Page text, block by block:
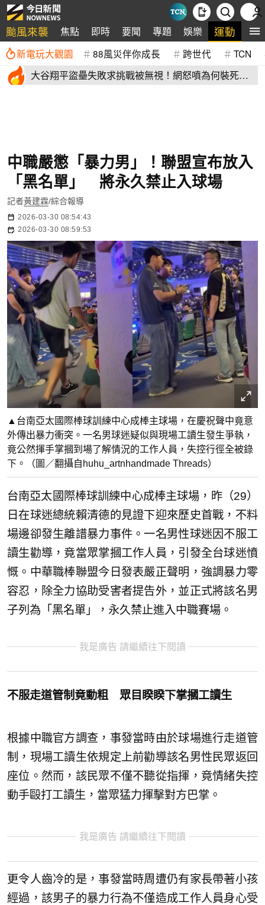
颱風來襲 焦點 即時 要聞 專題 娛樂 運動 全
新電玩大觀園 88風災伴你成長 跨世代 TCN
大谷翔平盜壘失敗求挑戰被無視！網怒噴為何裝死？
中職嚴懲「暴力男」！聯盟宣布放入
「黑名單」 將永久禁止入球場
記者黃建霖/綜合報導
2026-03-30 08:54:43
2026-03-30 08:59:53
▲台南亞太國際棒球訓練中心成棒主球場，在慶祝聲中竟意
外傳出暴力衝突。一名男球迷疑似與現場工讀生發生爭執，
竟公然揮手掌摑到場了解情況的工作人員，失控行徑全被錄
下。（圖／翻攝自huhu_artnhandmade Threads）
台南亞太國際棒球訓練中心成棒主球場，昨（29）
日在球迷總統賴清德的見證下迎來歷史首戰，不料
場邊卻發生離譜暴力事件。一名男性球迷因不服工
讀生勸導，竟當眾掌摑工作人員，引發全台球迷憤
慨。中華職棒聯盟今日發表嚴正聲明，強調暴力零
容忍，除全力協助受害者提告外，並正式將該名男
子列為「黑名單」，永久禁止進入中職賽場。
我是廣告 請繼續往下閱讀
不服走道管制竟動粗 眾目睽睽下掌摑工讀生
根據中職官方調查，事發當時由於球場進行走道管
制，現場工讀生依規定上前勸導該名男性民眾返回
座位。然而，該民眾不僅不聽從指揮，竟情緒失控
動手毆打工讀生，當眾猛力揮擊對方巴掌。
我是廣告 請繼續往下閱讀
更令人齒冷的是，事發當時周遭仍有家長帶著小孩
經過，該男子的暴力行為不僅造成工作人員身心受